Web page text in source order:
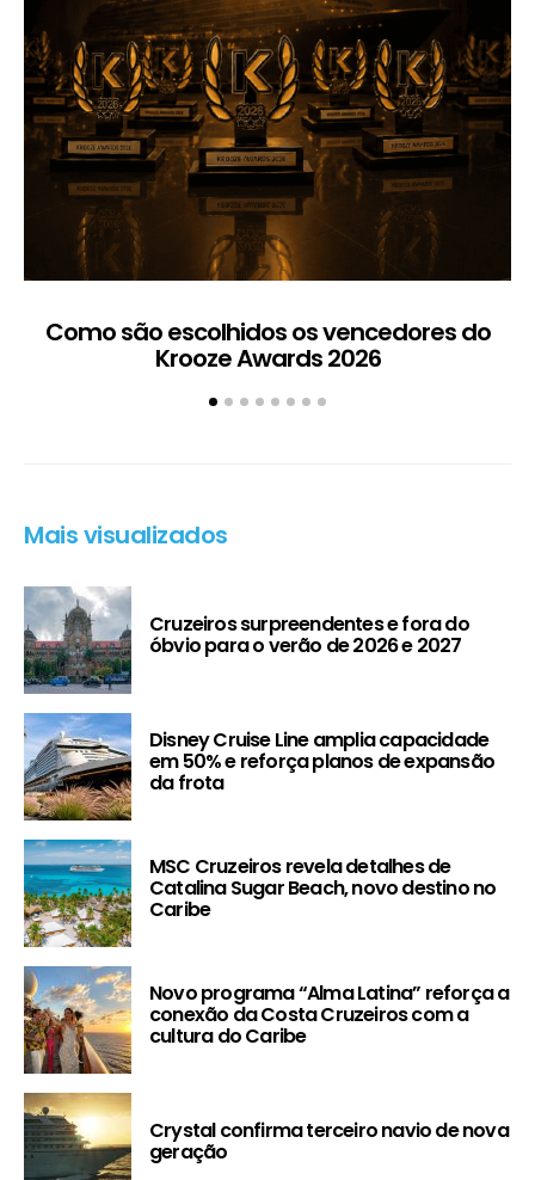
Como são escolhidos os vencedores do
Krooze Awards 2026
Mais visualizados
Cruzeiros surpreendentes e fora do
óbvio para o verão de 2026 e 2027
Disney Cruise Line amplia capacidade
em 50% e reforça planos de expansão
da frota
MSC Cruzeiros revela detalhes de
Catalina Sugar Beach, novo destino no
Caribe
Novo programa “Alma Latina” reforça a
conexão da Costa Cruzeiros com a
cultura do Caribe
Crystal confirma terceiro navio de nova
geração